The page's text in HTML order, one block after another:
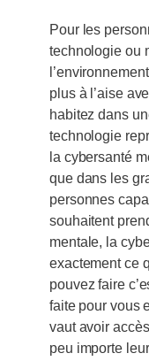
Pour les
technologie ou
plus à l’aise
habitez dans
technologie
la cybersanté
que dans les
personnes
souhaitent
mentale, la
exactement ce
pouvez faire
faite pour vous
vaut avoir
peu importe